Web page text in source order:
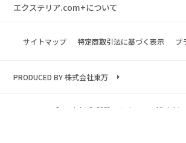
エクステリア.com+について
サイトマップ 特定商取引法に基づく表示 プ
PRODUCED BY 株式会社東万
Copyright © 2023 exterior.com All rights